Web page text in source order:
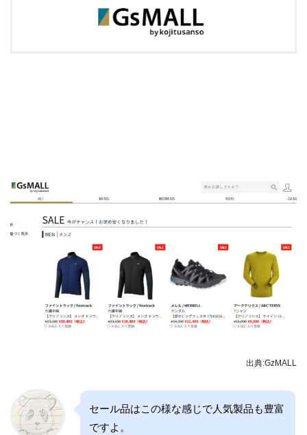
出典:GzMALL
セール品はこの様な感じで人気製品も豊富
ですよ。